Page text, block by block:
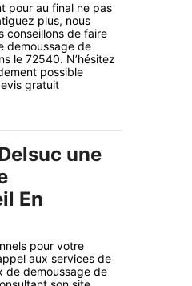
pour au final ne pas
plus, nous
conseillons de faire
demoussage de
le 72540. N’hésitez
possible
gratuit
une
En
pour votre
aux services de
de demoussage de